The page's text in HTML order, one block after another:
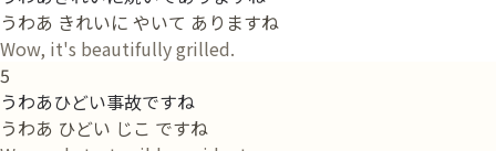
うわあ きれいに やいて ありますね
Wow, it's beautifully grilled.
5
うわあひどい事故ですね
うわあ ひどい じこ ですね